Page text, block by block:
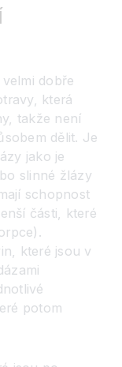
dobře
která
takže není
dělit. Je
jako je
slinné žlázy
schopnost
části, které
které jsou v
potom